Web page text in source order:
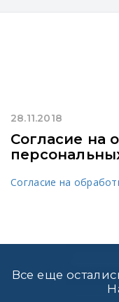
28.11.2018
Согласие на
Согласие на
Все еще